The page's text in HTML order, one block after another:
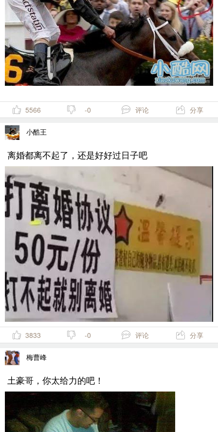
5566 -0 评论 分享
小酷王
离婚都离不起了，还是好好过日子吧
3833 -0 评论 分享
梅曹峰
土豪哥，你太给力的吧！